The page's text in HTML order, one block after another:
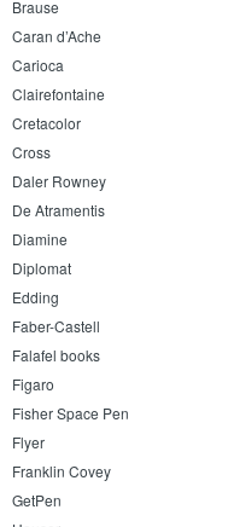
Brause
Caran d’Ache
Carioca
Clairefontaine
Cretacolor
Cross
Daler Rowney
De Atramentis
Diamine
Diplomat
Edding
Faber-Castell
Falafel books
Figaro
Fisher Space Pen
Flyer
Franklin Covey
GetPen